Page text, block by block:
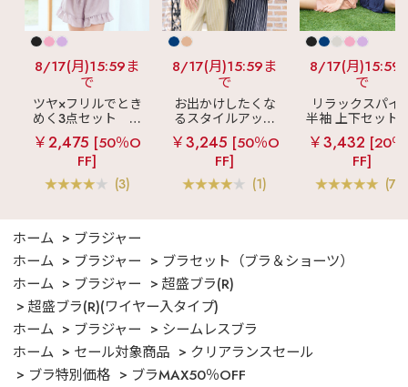
8/17(月)15:59ま
で
ツヤ×フリルでとき
めく3点セット
シ
ルキー ショートパ
ンツ 3点セット
￥2,475 [50％O
FF]
(3)
8/17(月)15:59ま
で
お出かけしたくな
るスタイルアップ
見え
ストライプ
フリル ロングパン
ツ 綿混 上下セット
￥3,245 [50％O
FF]
(1)
8/17(月)15:59
で
リラックスパイ
半袖 上下セット
女兼用サイズ)
￥3,432 [20
FF]
ホーム
ブラジャー
ホーム
ブラジャー
ブラセット（ブラ＆ショーツ）
ホーム
ブラジャー
超盛ブラ(R)
超盛ブラ(R)(ワイヤー入タイプ)
ホーム
ブラジャー
シームレスブラ
ホーム
セール対象商品
クリアランスセール
ブラ特別価格
ブラMAX50％OFF